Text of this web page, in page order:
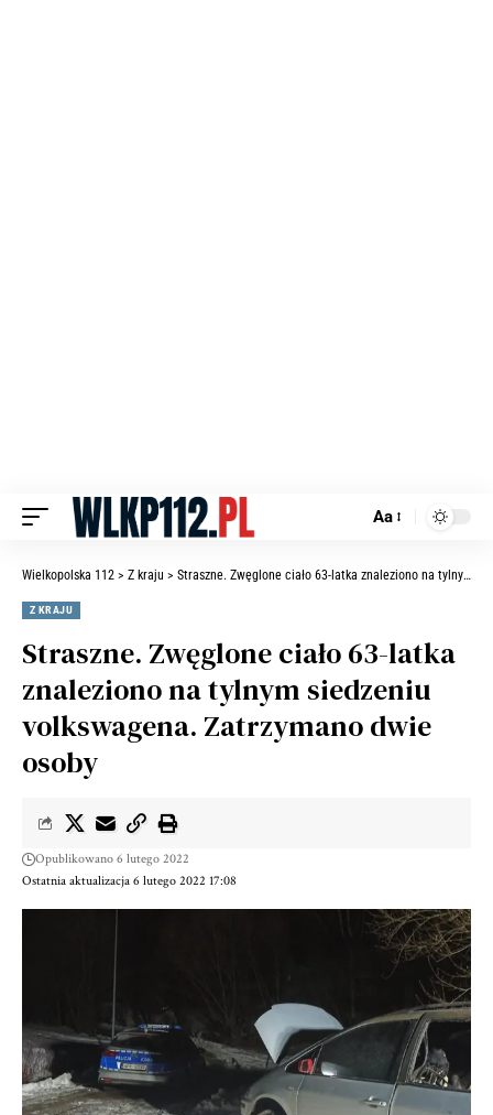
Aa
Wielkopolska 112 > Z kraju > Straszne. Zwęglone ciało 63-latka znaleziono na tylnym siedzeniu volkswagena. Zatrzymano dwie osoby
Z KRAJU
Straszne. Zwęglone ciało 63-latka
znaleziono na tylnym siedzeniu
volkswagena. Zatrzymano dwie
osoby
Ostatnia aktualizacja 6 lutego 2022 17:08
Opublikowano 6 lutego 2022